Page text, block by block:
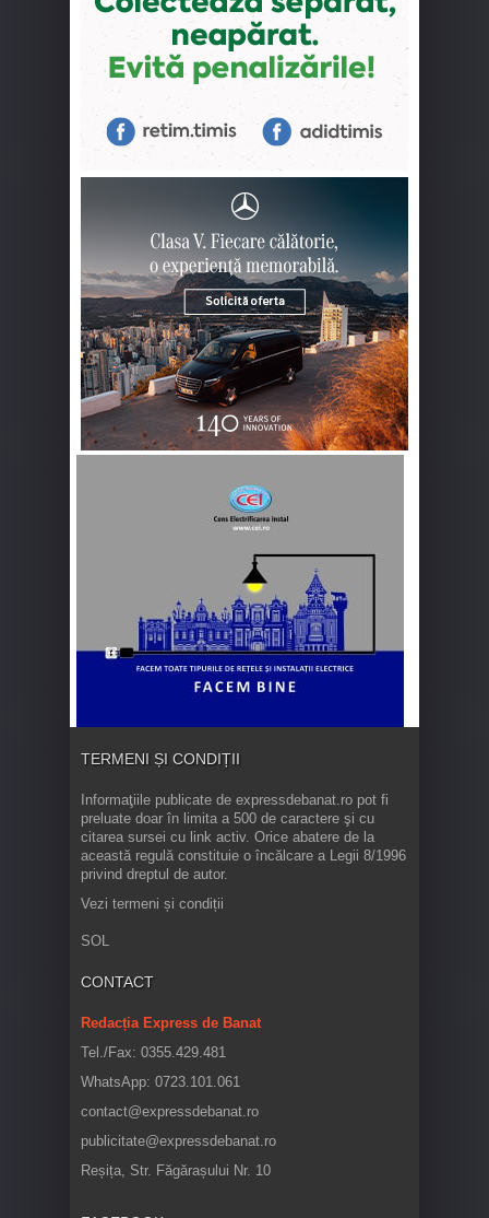
TERMENI ȘI CONDIȚII
Informaţiile publicate de expressdebanat.ro pot fi
preluate doar în limita a 500 de caractere şi cu
citarea sursei cu link activ. Orice abatere de la
această regulă constituie o încălcare a Legii 8/1996
privind dreptul de autor.
Vezi termeni și condiții
SOL
CONTACT
Redacția Express de Banat
Tel./Fax: 0355.429.481
WhatsApp: 0723.101.061
contact@expressdebanat.ro
publicitate@expressdebanat.ro
Reșița, Str. Făgărașului Nr. 10